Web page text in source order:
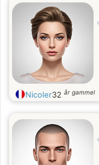
Nicoler32 år gammel